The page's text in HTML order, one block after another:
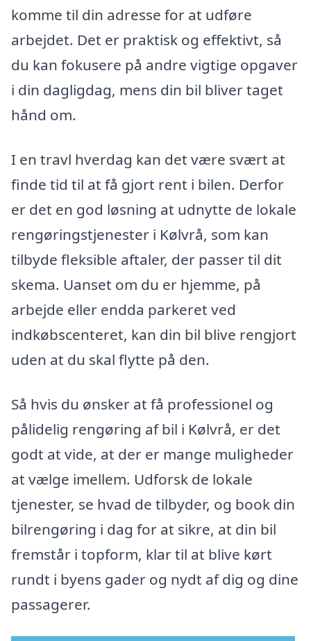
komme til din adresse for at udføre
arbejdet. Det er praktisk og effektivt, så
du kan fokusere på andre vigtige opgaver
i din dagligdag, mens din bil bliver taget
hånd om.
I en travl hverdag kan det være svært at
finde tid til at få gjort rent i bilen. Derfor
er det en god løsning at udnytte de lokale
rengøringstjenester i Kølvrå, som kan
tilbyde fleksible aftaler, der passer til dit
skema. Uanset om du er hjemme, på
arbejde eller endda parkeret ved
indkøbscenteret, kan din bil blive rengjort
uden at du skal flytte på den.
Så hvis du ønsker at få professionel og
pålidelig rengøring af bil i Kølvrå, er det
godt at vide, at der er mange muligheder
at vælge imellem. Udforsk de lokale
tjenester, se hvad de tilbyder, og book din
bilrengøring i dag for at sikre, at din bil
fremstår i topform, klar til at blive kørt
rundt i byens gader og nydt af dig og dine
passagerer.